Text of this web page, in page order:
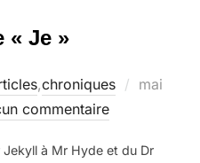
« Je »
,chroniques
Publié
mai
commentaire
à Mr Hyde et du Dr